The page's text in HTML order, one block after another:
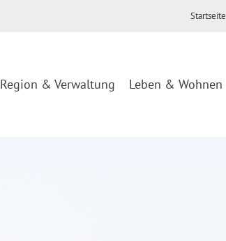
Startseite
Region & Verwaltung Leben & Wohnen